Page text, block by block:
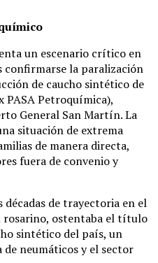
un escenario crítico en
la paralización
de caucho sintético de
PASA Petroquímica),
General San Martín. La
situación de extrema
de manera directa,
fuera de convenio y
de trayectoria en el
ostentaba el título
sintético del país, un
neumáticos y el sector